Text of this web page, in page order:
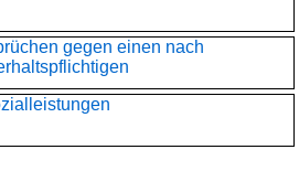
gegen einen nach